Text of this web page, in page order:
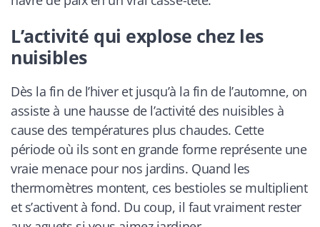
L’activité qui explose chez les
nuisibles
Dès la fin de l’hiver et jusqu’à la fin de l’automne, on
assiste à une hausse de l’activité des nuisibles à
cause des températures plus chaudes. Cette
période où ils sont en grande forme représente une
vraie menace pour nos jardins. Quand les
thermomètres montent, ces bestioles se multiplient
et s’activent à fond. Du coup, il faut vraiment rester